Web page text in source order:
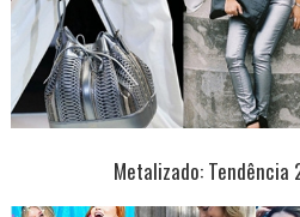
Metalizado: Tendência